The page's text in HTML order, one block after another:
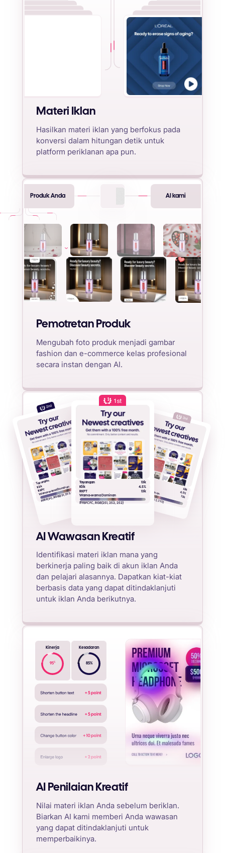
Materi Iklan
Hasilkan materi iklan yang berfokus pada
konversi dalam hitungan detik untuk
platform periklanan apa pun.
Produk Anda AI kami
Pemotretan Produk
Mengubah foto produk menjadi gambar
fashion dan e-commerce kelas profesional
secara instan dengan AI.
Tayangan
13k
Klik
4.5%
RKPT
13k
Warna-warna Dominan
#FBFCFC, RGB(251, 252, 252)
2
Tayangan
13k
Klik
4.5%
RKPT
13k
Warna-warna Dominan
#FBFCFC, RGB(251, 252, 252)
1
Tayangan
13k
Klik
4.5%
13k
Warna-warna Dominan
#FBFCFC, RGB(251, 252, 252)
AI Wawasan Kreatif
Identifikasi materi iklan mana yang
berkinerja paling baik di akun iklan Anda
dan pelajari alasannya. Dapatkan kiat-kiat
berbasis data yang dapat ditindaklanjuti
untuk iklan Anda berikutnya.
Kinerja
95%
Kesadaran
85%
AI Penilaian Kreatif
Nilai materi iklan Anda sebelum beriklan.
Biarkan AI kami memberi Anda wawasan
yang dapat ditindaklanjuti untuk
memperbaikinya.